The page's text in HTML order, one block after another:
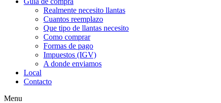
Realmente necesito llantas
Cuantos reemplazo
Que tipo de llantas necesito
Como comprar
Formas de pago
Impuestos (IGV)
A donde enviamos
Local
Contacto
Menu